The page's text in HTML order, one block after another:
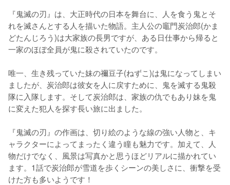
『鬼滅の刃』は、大正時代の日本を舞台に、人を食う鬼とそ
れを滅さんとする人を描いた物語。主人公の竈門炭治郎(かま
どたんじろう)は大家族の長男ですが、ある日仕事から帰ると
一家のほぼ全員が鬼に殺されていたのです。
唯一、生き残っていた妹の禰豆子(ねずこ)は鬼になってしまい
ましたが、炭治郎は彼女を人に戻すために、鬼を滅する鬼殺
隊に入隊します。そして炭治郎は、家族の仇でもあり妹を鬼
に変えた犯人を探す長い旅に出ました。
『鬼滅の刃』の作画は、切り絵のような線の強い人物と、キ
ャラクターによってまったく違う瞳も魅力です。加えて、人
物だけでなく、風景は写真かと思うほどリアルに描かれてい
ます。1話で炭治郎が雪道を歩くシーンの美しさに、衝撃を受
けた方も多いようです！